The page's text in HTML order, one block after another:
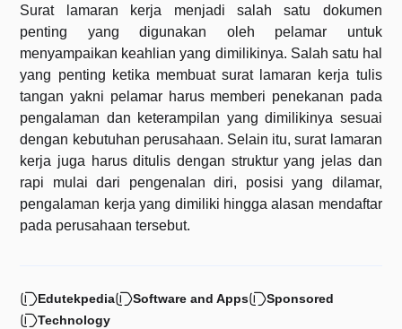
Surat lamaran kerja menjadi salah satu dokumen
penting yang digunakan oleh pelamar untuk
menyampaikan keahlian yang dimilikinya. Salah satu hal
yang penting ketika membuat surat lamaran kerja tulis
tangan yakni pelamar harus memberi penekanan pada
pengalaman dan keterampilan yang dimilikinya sesuai
dengan kebutuhan perusahaan. Selain itu, surat lamaran
kerja juga harus ditulis dengan struktur yang jelas dan
rapi mulai dari pengenalan diri, posisi yang dilamar,
pengalaman kerja yang dimiliki hingga alasan mendaftar
pada perusahaan tersebut.
Edutekpedia Software and Apps
Sponsored
Technology